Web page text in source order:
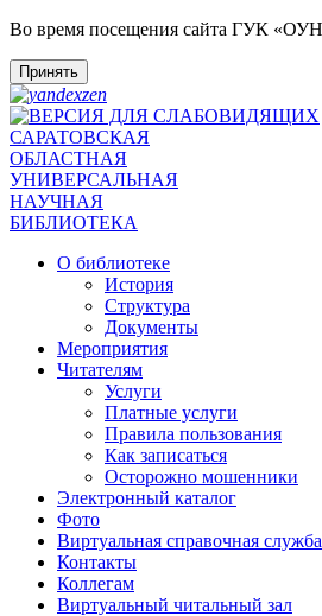
Во время посещения сайта ГУК
Принять
САРАТОВСКАЯ
ОБЛАСТНАЯ
УНИВЕРСАЛЬНАЯ
НАУЧНАЯ
БИБЛИОТЕКА
О библиотеке
История
Структура
Документы
Мероприятия
Читателям
Услуги
Платные услуги
Правила пользования
Как записаться
Осторожно мошенники
Электронный каталог
Фото
Виртуальная справочная служба
Контакты
Коллегам
Виртуальный читальный зал